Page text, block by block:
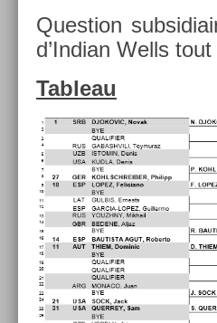
Ques­tion
d’In­dian Wells
Tab­leau